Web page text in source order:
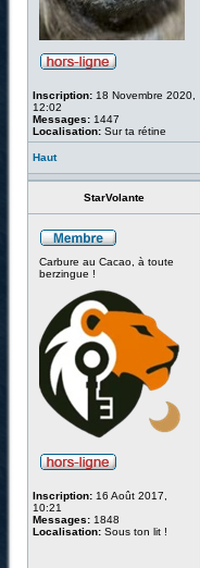
Inscription: 18 Novembre 2020,
12:02
Messages: 1447
Localisation: Sur ta rétine
Haut
StarVolante
Carbure au Cacao, à toute
berzingue !
Inscription: 16 Août 2017,
10:21
Messages: 1848
Localisation: Sous ton lit !